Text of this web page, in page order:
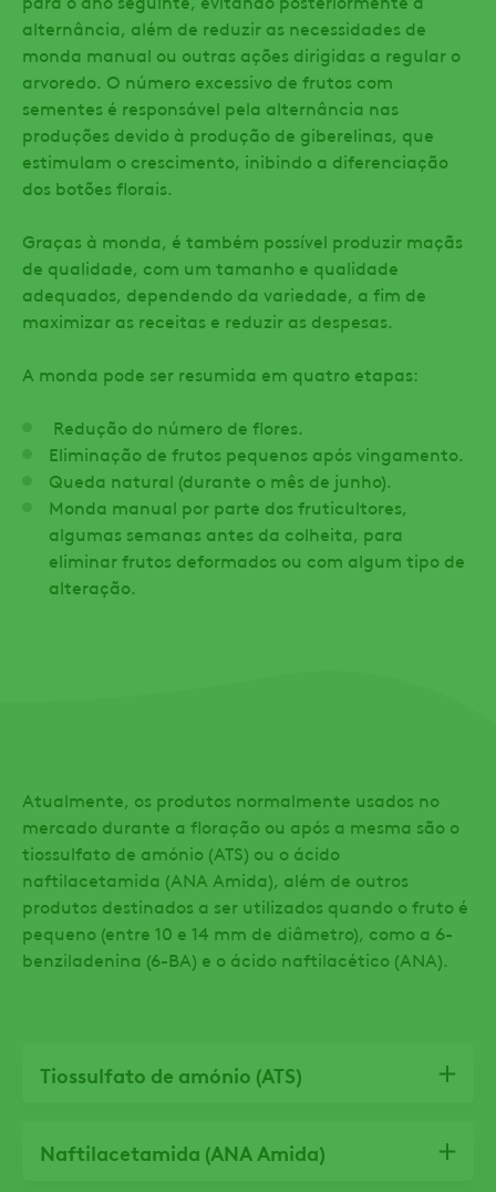
alternância, além de reduzir as necessidades de
monda manual ou outras ações dirigidas a regular o
arvoredo. O número excessivo de frutos com
sementes é responsável pela alternância nas
produções devido à produção de giberelinas, que
estimulam o crescimento, inibindo a diferenciação
dos botões florais.
Graças à monda, é também possível produzir maçãs
de qualidade, com um tamanho e qualidade
adequados, dependendo da variedade, a fim de
maximizar as receitas e reduzir as despesas.
A monda pode ser resumida em quatro etapas:
Redução do número de flores.
Eliminação de frutos pequenos após vingamento.
Queda natural (durante o mês de junho).
Monda manual por parte dos fruticultores,
algumas semanas antes da colheita, para
eliminar frutos deformados ou com algum tipo de
alteração.
Atualmente, os produtos normalmente usados no
mercado durante a floração ou após a mesma são o
tiossulfato de amónio (ATS) ou o ácido
naftilacetamida (ANA Amida), além de outros
produtos destinados a ser utilizados quando o fruto é
pequeno (entre 10 e 14 mm de diâmetro), como a 6-
benziladenina (6-BA) e o ácido naftilacético (ANA).
Tiossulfato de amónio (ATS)
Naftilacetamida (ANA Amida)